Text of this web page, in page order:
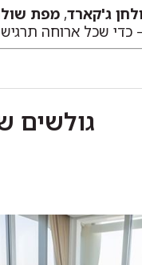
ג'קארד, מפת
כדי שכל ארוחה
גולשים